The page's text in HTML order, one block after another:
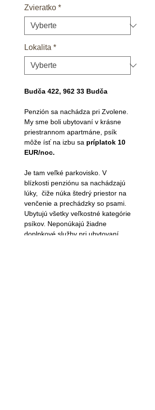
Zvieratko *
Lokalita *
Budča 422, 962 33 Budča
Penzión sa nachádza pri Zvolene.
My sme boli ubytovaní v krásne
priestrannom apartmáne, psík
môže ísť na izbu sa príplatok 10
EUR/noc.
Je tam veľké parkovisko. V
blízkosti penziónu sa nachádzajú
lúky, čiže núka štedrý priestor na
venčenie a prechádzky so psami.
Ubytujú všetky veľkostné kategórie
psíkov. Neponúkajú žiadne
doplnkové služby pri ubytovaní